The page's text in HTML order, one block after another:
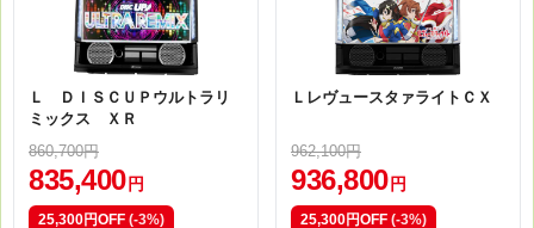
Ｌ ＤＩＳＣＵＰウルトラリ
ミックス ＸＲ
860,700円
835,400 円
25,300円OFF (-3%)
ＬレヴュースタァライトＣＸ
962,100円
936,800 円
25,300円OFF (-3%)